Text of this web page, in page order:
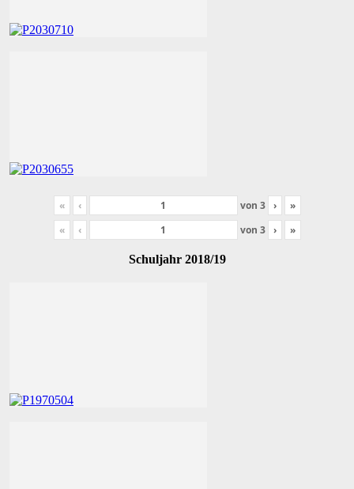
« ‹ von 3 ›
»
«
‹ von 3 › »
Schuljahr 2018/19